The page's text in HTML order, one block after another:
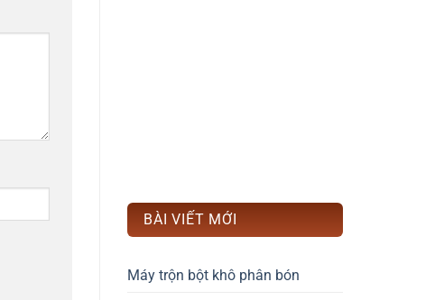
BÀI VIẾT MỚI
Máy trộn bột khô phân bón